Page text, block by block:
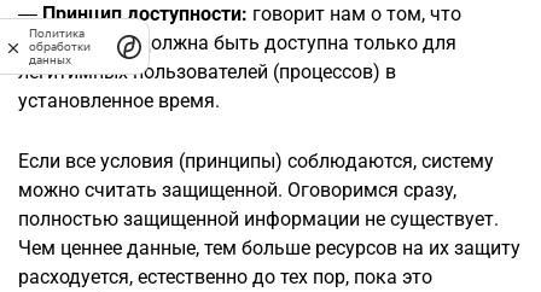
—Принцип доступности: говорит нам о том, что
информация должна быть доступна только для
легитимных пользователей (процессов) в
установленное время.
Если все условия (принципы) соблюдаются, систему
можно считать защищенной. Оговоримся сразу,
полностью защищенной информации не существует.
Чем ценнее данные, тем больше ресурсов на их защиту
расходуется, естественно до тех пор, пока это
Политика
обработки
данных